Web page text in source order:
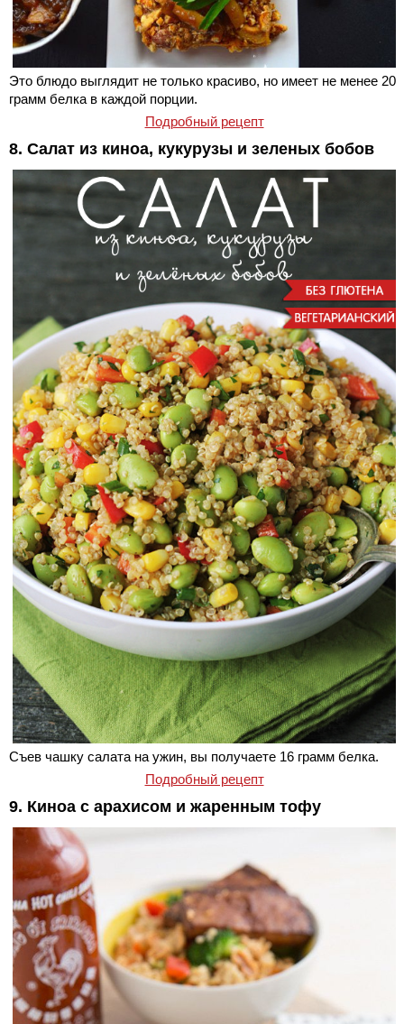
Это блюдо выглядит не только красиво, но имеет не менее 20
грамм белка в каждой порции.
Подробный рецепт
8. Салат из киноа, кукурузы и зеленых бобов
Съев чашку салата на ужин, вы получаете 16 грамм белка.
Подробный рецепт
9. Киноа с арахисом и жаренным тофу